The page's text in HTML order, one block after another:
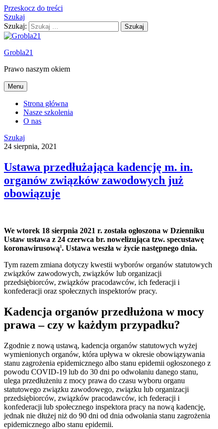
Przeskocz do treści
Szukaj
Szukaj:
Grobla21
Prawo naszym okiem
Menu
Strona główna
Nasze szkolenia
O nas
Szukaj
24 sierpnia, 2021
Ustawa przedłużająca kadencję m. in.
organów związków zawodowych już
obowiązuje
We wtorek 18 sierpnia 2021 r. została ogłoszona w Dzienniku
Ustaw ustawa z 24 czerwca br. nowelizująca tzw. specustawę
koronawirusową1. Ustawa weszła w życie następnego dnia.
Tym razem zmiana dotyczy kwestii wyborów organów statutowych
związków zawodowych, związków lub organizacji
przedsiębiorców, związków pracodawców, ich federacji i
konfederacji oraz społecznych inspektorów pracy.
Kadencja organów przedłużona w mocy
prawa – czy w każdym przypadku?
Zgodnie z nową ustawą, kadencja organów statutowych wyżej
wymienionych organów, która upływa w okresie obowiązywania
stanu zagrożenia epidemicznego albo stanu epidemii ogłoszonego z
powodu COVID-19 lub do 30 dni po odwołaniu danego stanu,
ulega przedłużeniu z mocy prawa do czasu wyboru organu
statutowego związku zawodowego, związku lub organizacji
przedsiębiorców, związków pracodawców, ich federacji i
konfederacji lub społecznego inspektora pracy na nową kadencję,
jednak nie dłużej niż do 90 dni od dnia odwołania stanu zagrożenia
epidemicznego albo stanu epidemii.